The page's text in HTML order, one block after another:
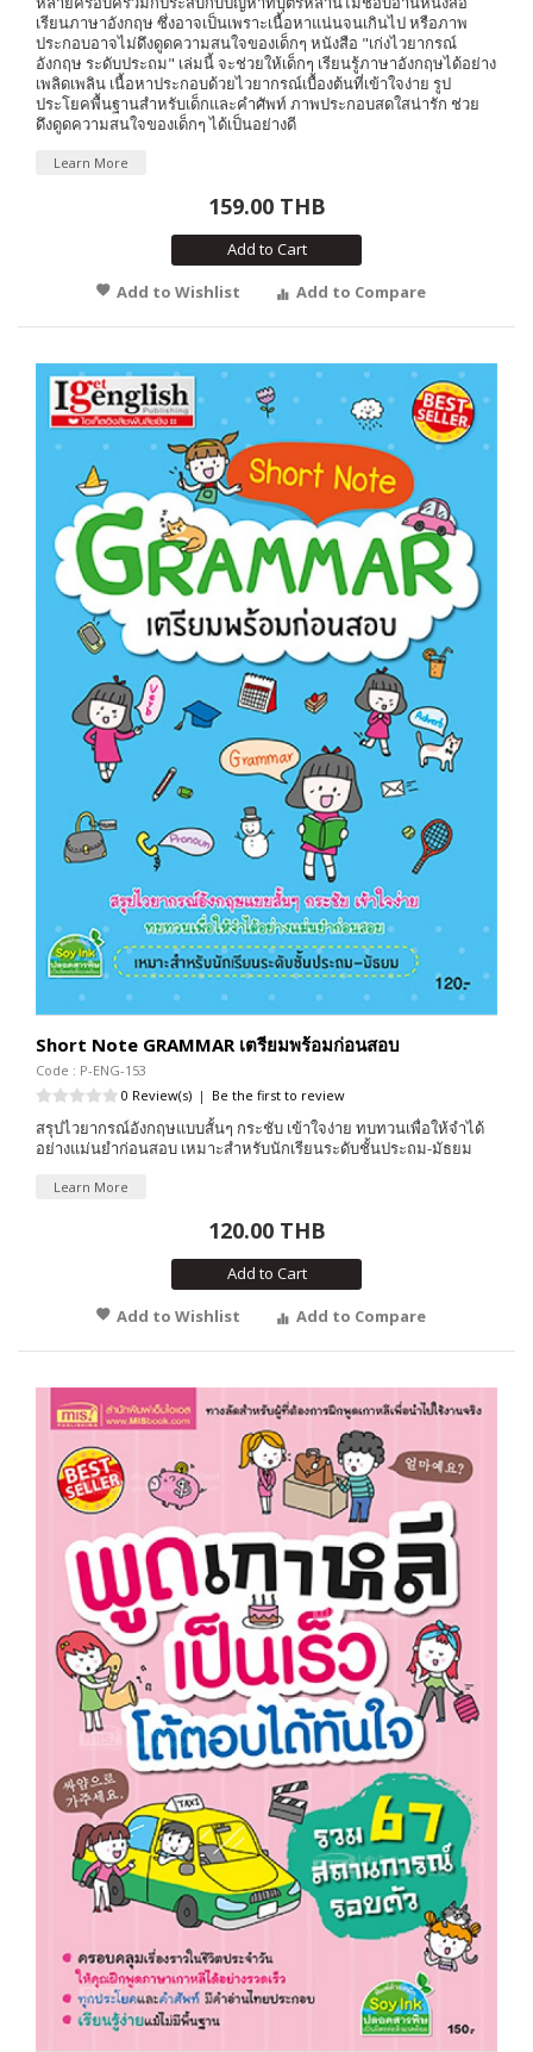
เรียนภาษาอังกฤษ ซึ่งอาจเป็นเพราะเนื้อหาแน่นจนเกินไป หรือภาพ
ประกอบอาจไม่ดึงดูดความสนใจของเด็กๆ หนังสือ "เก่งไวยากรณ์
อังกฤษ ระดับประถม" เล่มนี้ จะช่วยให้เด็กๆ เรียนรู้ภาษาอังกฤษได้อย่าง
เพลิดเพลิน เนื้อหาประกอบด้วยไวยากรณ์เบื้องต้นที่เข้าใจง่าย รูป
ประโยคพื้นฐานสำหรับเด็กและคำศัพท์ ภาพประกอบสดใสน่ารัก ช่วย
ดึงดูดความสนใจของเด็กๆ ได้เป็นอย่างดี
Learn More
159.00 THB
Add to Cart
Add to Wishlist
Add to Compare
Short Note GRAMMAR เตรียมพร้อมก่อนสอบ
Code : P-ENG-153
0 Review(s) | Be the first to review
สรุปไวยากรณ์อังกฤษแบบสั้นๆ กระชับ เข้าใจง่าย ทบทวนเพื่อให้จำได้
อย่างแม่นยำก่อนสอบ เหมาะสำหรับนักเรียนระดับชั้นประถม-มัธยม
Learn More
120.00 THB
Add to Cart
Add to Wishlist
Add to Compare